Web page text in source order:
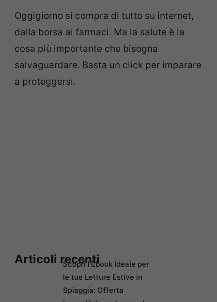
Oggigiorno si compra di tutto su internet,
dalla borsa ai farmaci. Ma la salute è la
cosa più importante che bisogna
salvaguardare. Basta un click per imparare
a proteggersi.
Articoli recentiScopri l’Ebook Ideale per
le tue Letture Estive in
Spiaggia: Offerta